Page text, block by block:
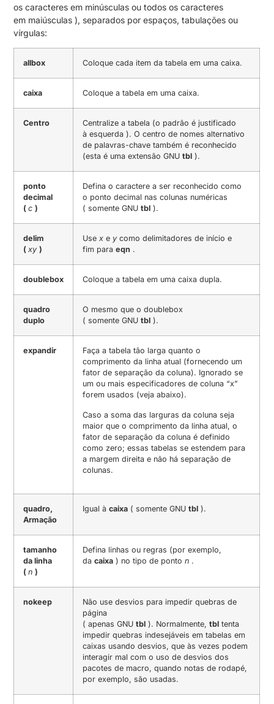
os caracteres em minúsculas ou todos os caracteres
em maiúsculas ), separados por espaços, tabulações ou
vírgulas:
allbox Coloque cada item da tabela em uma caixa.
caixa Coloque a tabela em uma caixa.
Centro
Centralize a tabela (o padrão é justificado
à esquerda ). O centro de nomes alternativo
de palavras-chave também é reconhecido
(esta é uma extensão GNUtbl ).
ponto
decimal
(c)
Defina o caractere a ser reconhecido como
o ponto decimal nas colunas numéricas
( somente GNUtbl ).
delim
(xy)
Usex e y como delimitadores de início e
fim paraeqn .
doublebox Coloque a tabela em uma caixa dupla.
quadro
duplo
O mesmo que o doublebox
( somente GNUtbl ).
expandir
Faça a tabela tão larga quanto o
comprimento da linha atual (fornecendo um
fator de separação da coluna). Ignorado se
um ou mais especificadores de coluna “x”
forem usados ​​(veja abaixo).
Caso a soma das larguras da coluna seja
maior que o comprimento da linha atual, o
fator de separação da coluna é definido
como zero; essas tabelas se estendem para
a margem direita e não há separação de
colunas.
quadro,
Armação
Igual àcaixa ( somente GNUtbl ).
tamanho
da linha
(n)
Defina linhas ou regras (por exemplo,
dacaixa ) no tipo de ponton .
nokeep
Não use desvios para impedir quebras de
página
( apenas GNUtbl ). Normalmente,tbl tenta
impedir quebras indesejáveis ​​em tabelas em
caixas usando desvios, que às vezes podem
interagir mal com o uso de desvios dos
pacotes de macro, quando notas de rodapé,
por exemplo, são usadas.